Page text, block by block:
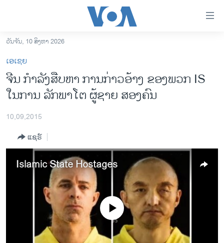
ເຂົ້າ
ຫາ
ຂ້າມ
ຂ້າມ
ຂ້າມ
ຫາ
ລາວ
ອາເມຣິກາ
ການເລືອກຕັ້ງ ປະທານາທີບໍດີ ສະຫະລັດ 2024
ຂ່າວ​ຈີນ
ໂລກ
ເອເຊຍ
ອິດສະຫຼະພາບດ້ານການຂ່າວ
ຊີວິດຊາວລາວ
ຊຸມຊົນຊາວລາວ
ວິທະຍາສາດ-ເທັກໂນໂລຈີ
ວັນຈັນ, 10 ສິງຫາ 2026
ເອເຊຍ
ຈີນ ກຳລັງສືບຫາ ການກ່າວອ້າງ ຂອງພວກ IS
ໃນການ ລັກພາໂຕ ຜູ້ຊາຍ ສອງຄົນ
10,09,2015
ແຊຣ໌
Islamic State Hostages
No media source currently available